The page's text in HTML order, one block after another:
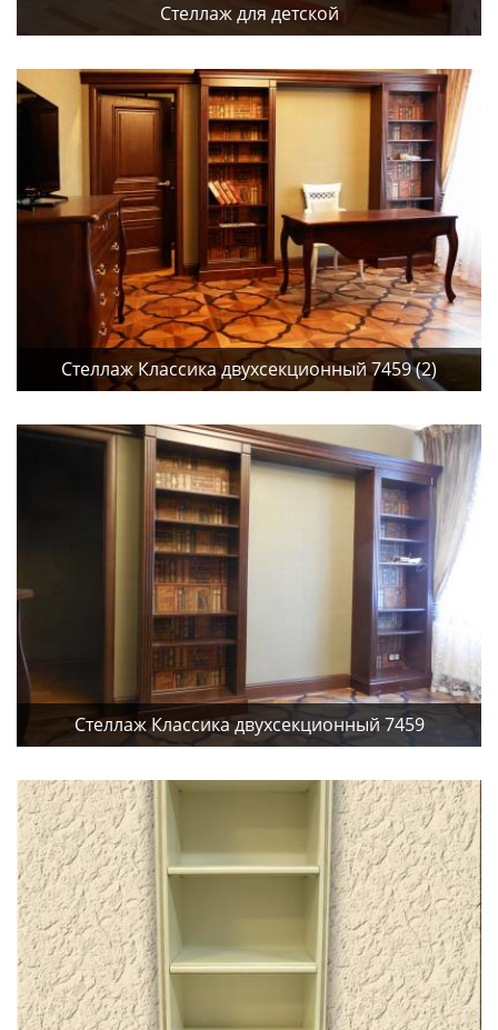
Стеллаж для детской
Стеллаж Классика двухсекционный 7459 (2)
Стеллаж Классика двухсекционный 7459